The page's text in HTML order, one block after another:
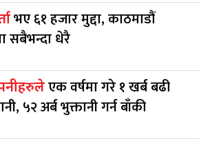
भए ६१ हजार मुद्दा, काठमाडौं
सबैभन्दा धेरै
एक वर्षमा गरे १ खर्ब बढी
५२ अर्ब भुक्तानी गर्न बाँकी